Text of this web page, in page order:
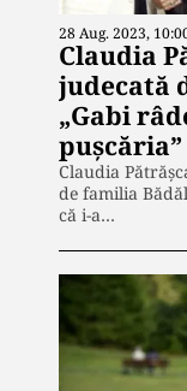
28 Aug. 2023,
Claudia
judecată
„Gabi
pușcăria”
Claudia
de familia
că i-a…